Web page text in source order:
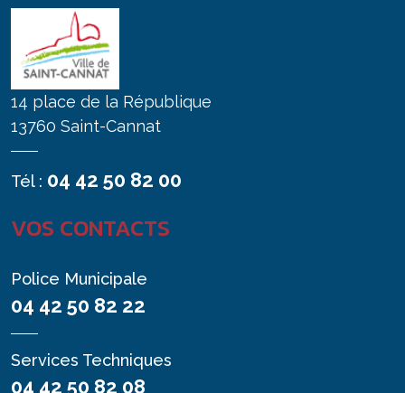
14 place de la République
13760 Saint-Cannat
Tél : 04 42 50 82 00
VOS CONTACTS
Police Municipale
04 42 50 82 22
Services Techniques
04 42 50 82 08